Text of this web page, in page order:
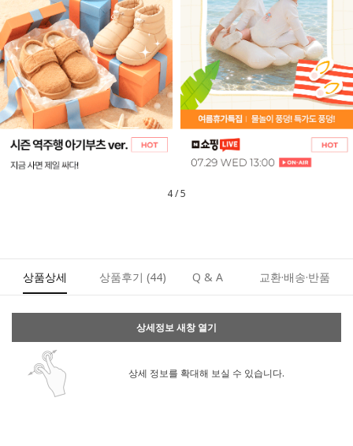
5/5
상품상세 상품후기 (44) Q & A 교환·배송·반품
상세정보 새창 열기
상세 정보를 확대해 보실 수 있습니다.